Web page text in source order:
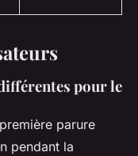
pour le
parure
pendant la